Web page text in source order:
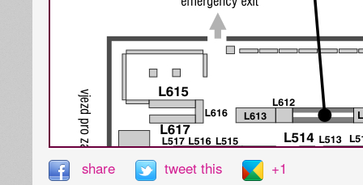
share tweet this +1